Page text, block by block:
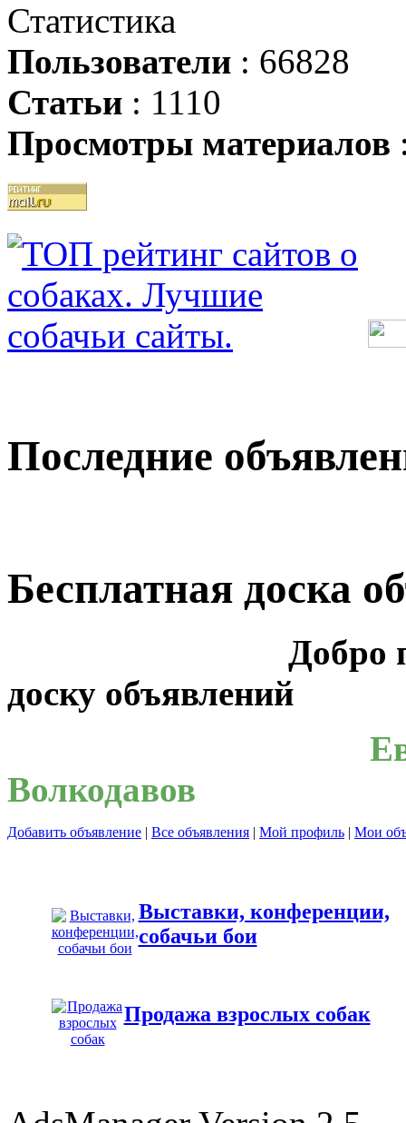
Статистика
Пользователи : 66828
Статьи : 1110
Просмотры материалов
Последние
Бесплатная доска
Добро
доску объявлений
Волкодавов
Добавить объявление | Все объявления | Мой профиль | Мои
Выставки, конференции,
собачьи бои
Продажа взрослых собак